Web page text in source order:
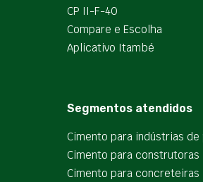
CP II-F-40
Compare e Escolha
Aplicativo Itambé
Segmentos atendidos
Cimento para indústrias
Cimento para construtoras
Cimento para concreteiras